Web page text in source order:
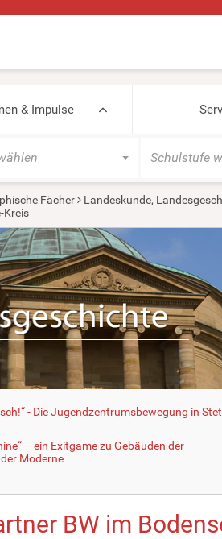
& Impulse
Schulstufe
Fächer Landeskunde,
Kreis
- Die Jugendzentrumsbewegung in
– ein Exitgame zu Gebäuden der
Moderne
BW im